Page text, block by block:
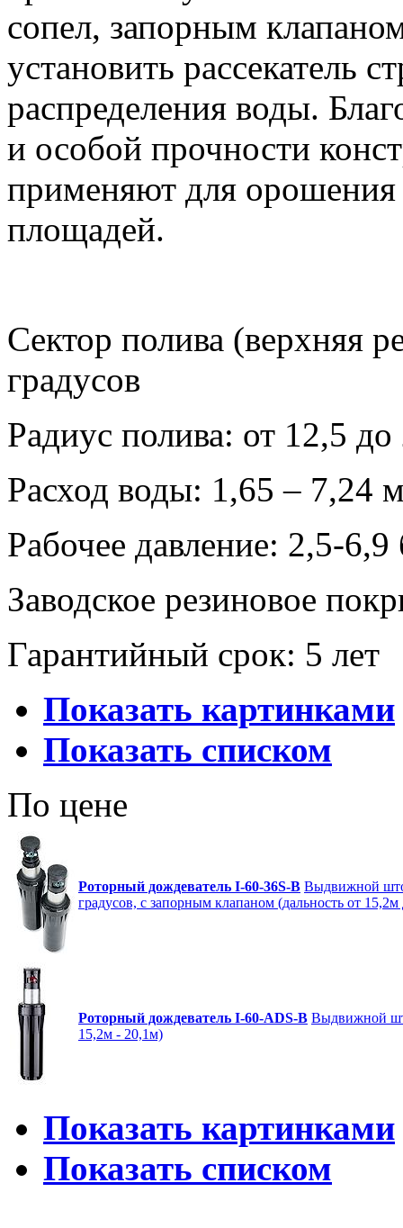
сопел, запорным
установить рассекатель
распределения воды.
и особой прочности
применяют для
площадей.
Сектор полива (верхняя
градусов
Радиус полива: от 12,5
Расход воды: 1,65 – 7,24
Рабочее давление: 2,5-6,9
Заводское резиновое
Гарантийный срок: 5 лет
Показать картинками
Показать списком
По цене
Роторный дождеватель I-60-36S-B Выдвижной
градусов, с запорным клапаном (дальность от
Роторный дождеватель I-60-ADS-B Выдвижной
15,2м - 20,1м)
Показать картинками
Показать списком